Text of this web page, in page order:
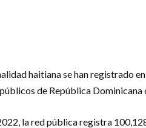
haitiana se han registrado
de República Dominicana
la red pública registra